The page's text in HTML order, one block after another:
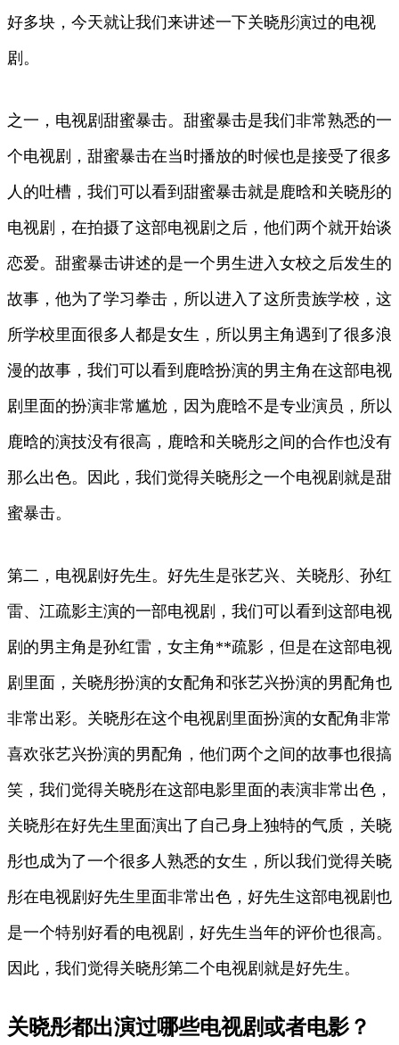
好多块，今天就让我们来讲述一下关晓彤演过的电视
剧。
之一，电视剧甜蜜暴击。甜蜜暴击是我们非常熟悉的一
个电视剧，甜蜜暴击在当时播放的时候也是接受了很多
人的吐槽，我们可以看到甜蜜暴击就是鹿晗和关晓彤的
电视剧，在拍摄了这部电视剧之后，他们两个就开始谈
恋爱。甜蜜暴击讲述的是一个男生进入女校之后发生的
故事，他为了学习拳击，所以进入了这所贵族学校，这
所学校里面很多人都是女生，所以男主角遇到了很多浪
漫的故事，我们可以看到鹿晗扮演的男主角在这部电视
剧里面的扮演非常尴尬，因为鹿晗不是专业演员，所以
鹿晗的演技没有很高，鹿晗和关晓彤之间的合作也没有
那么出色。因此，我们觉得关晓彤之一个电视剧就是甜
蜜暴击。
第二，电视剧好先生。好先生是张艺兴、关晓彤、孙红
雷、江疏影主演的一部电视剧，我们可以看到这部电视
剧的男主角是孙红雷，女主角**疏影，但是在这部电视
剧里面，关晓彤扮演的女配角和张艺兴扮演的男配角也
非常出彩。关晓彤在这个电视剧里面扮演的女配角非常
喜欢张艺兴扮演的男配角，他们两个之间的故事也很搞
笑，我们觉得关晓彤在这部电影里面的表演非常出色，
关晓彤在好先生里面演出了自己身上独特的气质，关晓
彤也成为了一个很多人熟悉的女生，所以我们觉得关晓
彤在电视剧好先生里面非常出色，好先生这部电视剧也
是一个特别好看的电视剧，好先生当年的评价也很高。
因此，我们觉得关晓彤第二个电视剧就是好先生。
关晓彤都出演过哪些电视剧或者电影？